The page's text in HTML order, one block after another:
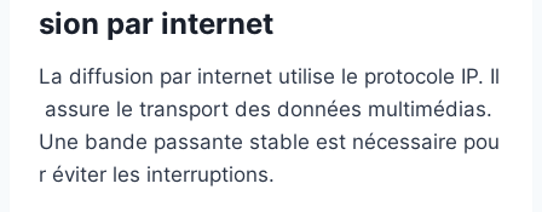
sion par internet
La diffusion par internet utilise le protocole IP. Il
assure le transport des données multimédias.
Une bande passante stable est nécessaire pou
r éviter les interruptions.